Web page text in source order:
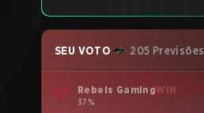
SEU VOTO 205 Previsões
Rebels GamingWIN
37%